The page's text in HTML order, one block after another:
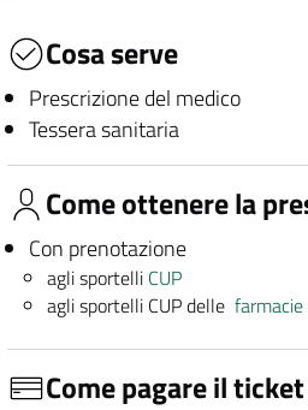
Cosa serve
Prescrizione del medico
Tessera sanitaria
Come ottenere la
Con prenotazione
agli sportelli CUP
agli sportelli CUP dellefarmacie
Come pagare il ticket